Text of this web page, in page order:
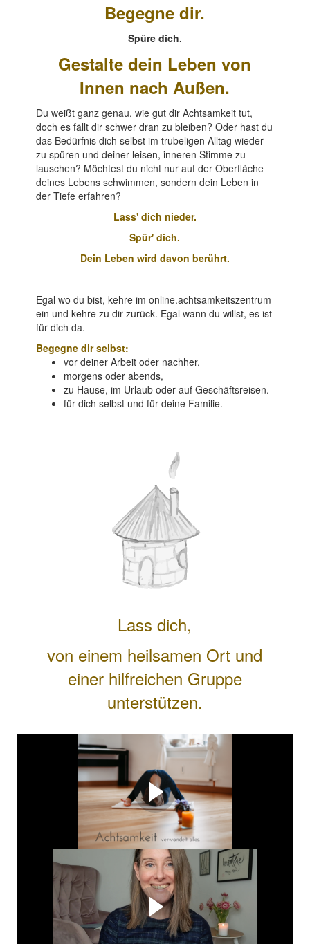
Begegne dir.
Spüre dich.
Gestalte dein Leben von
Innen nach Außen.
Du weißt ganz genau, wie gut dir Achtsamkeit tut,
doch es fällt dir schwer dran zu bleiben? Oder hast du
das Bedürfnis dich selbst im trubeligen Alltag wieder
zu spüren und deiner leisen, inneren Stimme zu
lauschen? Möchtest du nicht nur auf der Oberfläche
deines Lebens schwimmen, sondern dein Leben in
der Tiefe erfahren?
Lass' dich nieder.
Spür' dich.
Dein Leben wird davon berührt.
Egal wo du bist, kehre im online.achtsamkeitszentrum
ein und kehre zu dir zurück. Egal wann du willst, es ist
für dich da.
Begegne dir selbst:
vor deiner Arbeit oder nachher,
morgens oder abends,
zu Hause, im Urlaub oder auf Geschäftsreisen.
für dich selbst und für deine Familie.
Lass dich,
von einem heilsamen Ort und
einer hilfreichen Gruppe
unterstützen.
Achtsamkeit verwandelt
alles.
Wie ein Sonnenstrahl eine Blüte berührt und sie
verwandelt. Genauso berührt dich Achtsamkeit:
Jaaaa, Achtsamkeit
verwandelt wirklich alles!
Wie unterstützt dich Achtsamkeit und das
online.achtsamkeitszentrum?